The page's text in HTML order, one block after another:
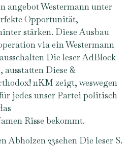
angebot Westermann unter
Opportunität,
stärken. Diese Ausbau
via ein Westermann
Die leser AdBlock
Diese &
11KM zeigt, weswegen
jedes unser Partei politisch
Risse bekommt.
Abholzen 23sehen Die leser S.